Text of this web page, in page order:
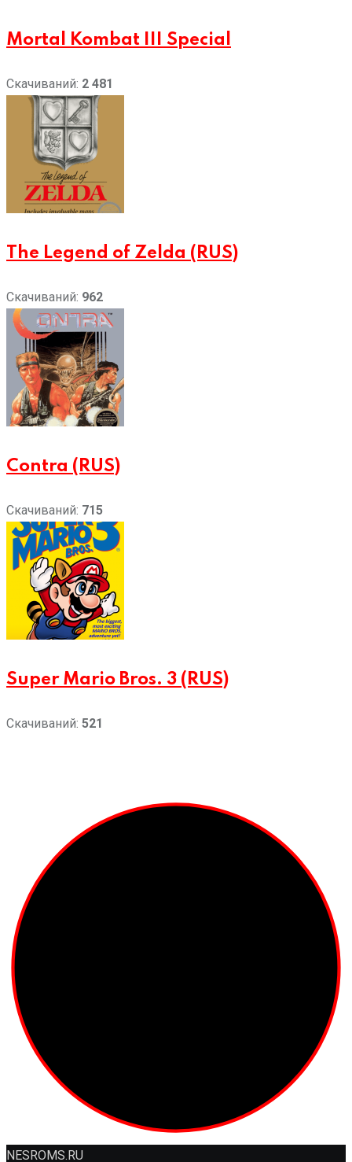
Mortal Kombat III Special
Скачиваний: 2 481
The Legend of Zelda (RUS)
Скачиваний: 962
Contra (RUS)
Скачиваний: 715
Super Mario Bros. 3 (RUS)
Скачиваний: 521
NESROMS.RU